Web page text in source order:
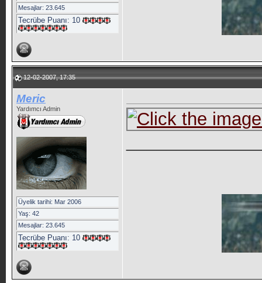
Mesajlar: 23.645
Tecrübe Puanı: 10
12-02-2007, 17:35
Meric
Yardımcı Admin
Üyelik tarihi: Mar 2006
Yaş: 42
Mesajlar: 23.645
Tecrübe Puanı: 10